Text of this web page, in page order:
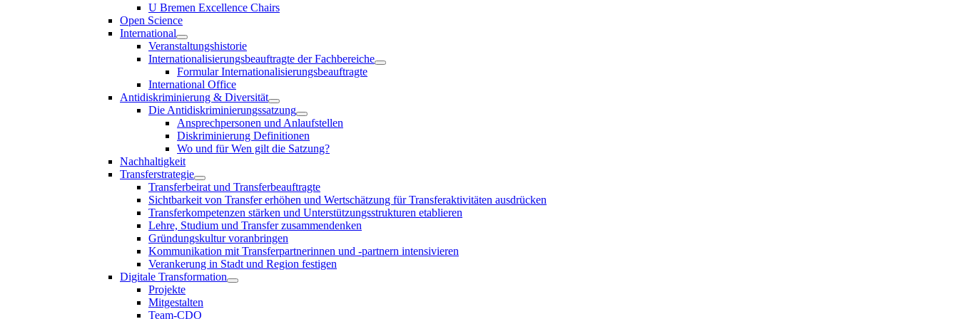
U Bremen Excellence Chairs
Open Science
International
Veranstaltungshistorie
Internationalisierungsbeauftragte der Fachbereiche
Formular Internationalisierungsbeauftragte
International Office
Antidiskriminierung & Diversität
Die Antidiskriminierungssatzung
Ansprechpersonen und Anlaufstellen
Diskriminierung Definitionen
Wo und für Wen gilt die Satzung?
Nachhaltigkeit
Transferstrategie
Transferbeirat und Transferbeauftragte
Sichtbarkeit von Transfer erhöhen und Wertschätzung für Transferaktivitäten ausdrücken
Transferkompetenzen stärken und Unterstützungsstrukturen etablieren
Lehre, Studium und Transfer zusammendenken
Gründungskultur voranbringen
Kommunikation mit Transferpartnerinnen und -partnern intensivieren
Verankerung in Stadt und Region festigen
Digitale Transformation
Projekte
Mitgestalten
Team-CDO